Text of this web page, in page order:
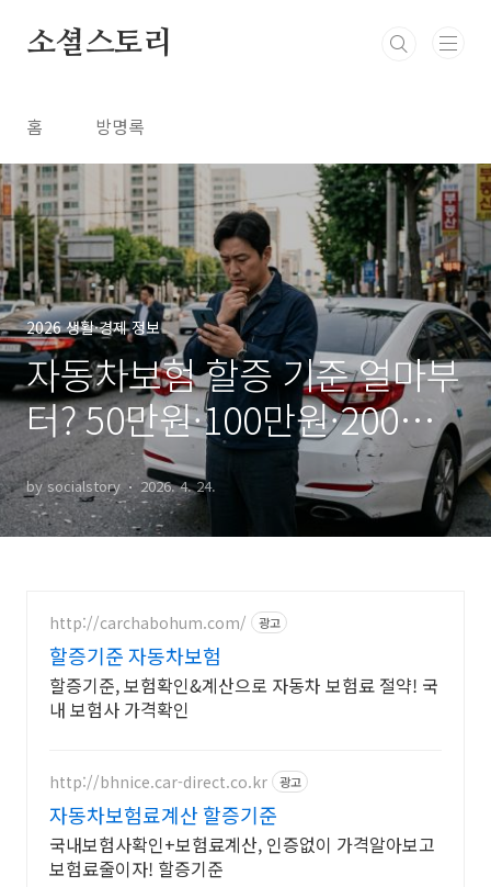
소셜스토리
홈 방명록
2026 생활·경제 정보
자동차보험 할증 기준 얼마부
터? 50만원·100만원·200만
원 차이 완벽정리
by socialstory 2026. 4. 24.
http://carchabohum.com/ 광고
할증기준 자동차보험
할증기준, 보험확인&계산으로 자동차 보험료 절약! 국
내 보험사 가격확인
http://bhnice.car-direct.co.kr 광고
자동차보험료계산 할증기준
국내보험사확인+보험료계산, 인증없이 가격알아보고
보험료줄이자! 할증기준